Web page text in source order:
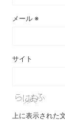
メール ※
サイト
上に表示された